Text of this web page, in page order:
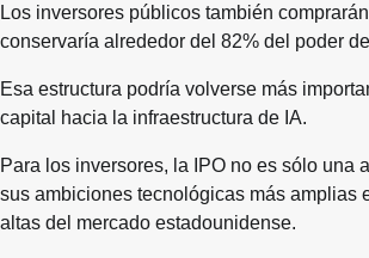
Los inversores públicos también
conservaría alrededor del 82% del poder
Esa estructura podría volverse más
capital hacia la infraestructura de IA.
Para los inversores, la IPO no es sólo una
sus ambiciones tecnológicas más amplias
altas del mercado estadounidense.